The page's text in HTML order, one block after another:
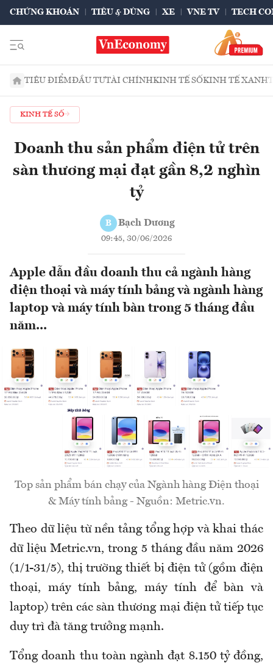
CHỨNG KHOÁN TIÊU & DÙNG XE VNE TV TECH
TIÊU ĐIỂMĐẦU TƯTÀI CHÍNHKINH TẾ SỐKINH TẾ XANH
KINH TẾ SỐ
Doanh thu sản phẩm điện tử trên
sàn thương mại đạt gần 8,2 nghìn
tỷ
B Bạch Dương
09:45, 30/06/2026
Apple dẫn đầu doanh thu cả ngành hàng
điện thoại và máy tính bảng và ngành hàng
laptop và máy tính bàn trong 5 tháng đầu
năm...
Top sản phẩm bán chạy của Ngành hàng Điện thoại
& Máy tính bảng - Nguồn: Metric.vn.
Theo dữ liệu từ nền tảng tổng hợp và khai thác
dữ liệu Metric.vn, trong 5 tháng đầu năm 2026
(1/1-31/5), thị trường thiết bị điện tử (gồm điện
thoại, máy tính bảng, máy tính để bàn và
laptop) trên các sàn thương mại điện tử tiếp tục
duy trì đà tăng trưởng mạnh.
Tổng doanh thu toàn ngành đạt 8.150 tỷ đồng,